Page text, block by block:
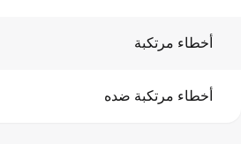
أخطاء مرتكبة
أخطاء مرتكبة ضده